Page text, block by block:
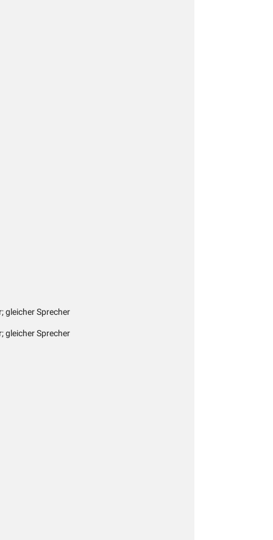
gleicher Sprecher
gleicher Sprecher